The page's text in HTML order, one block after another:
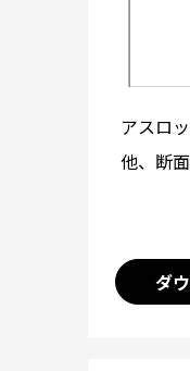
アスロ
他、断
ダ